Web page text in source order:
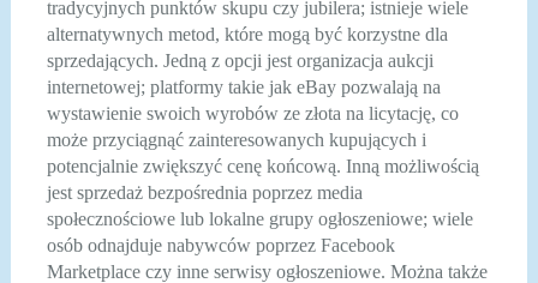
tradycyjnych punktów skupu czy jubilera; istnieje wiele
alternatywnych metod, które mogą być korzystne dla
sprzedających. Jedną z opcji jest organizacja aukcji
internetowej; platformy takie jak eBay pozwalają na
wystawienie swoich wyrobów ze złota na licytację, co
może przyciągnąć zainteresowanych kupujących i
potencjalnie zwiększyć cenę końcową. Inną możliwością
jest sprzedaż bezpośrednia poprzez media
społecznościowe lub lokalne grupy ogłoszeniowe; wiele
osób odnajduje nabywców poprzez Facebook
Marketplace czy inne serwisy ogłoszeniowe. Można także